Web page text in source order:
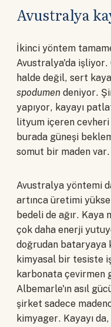
Avustralya
İkinci yöntem
Avustralya'da
halde değil, sert
spodumen deniyor.
yapıyor, kayayı
lityum içeren cevheri
burada güneşi
somut bir maden var.
Avustralya yöntemi
artınca üretimi
bedeli de ağır. Kaya
çok daha enerji
doğrudan bataryaya
kimyasal bir tesiste
karbonata çevirmen
Albemarle'ın asıl
şirket sadece
kimyager. Kayayı